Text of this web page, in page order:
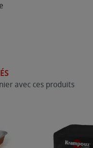
avec ces produits